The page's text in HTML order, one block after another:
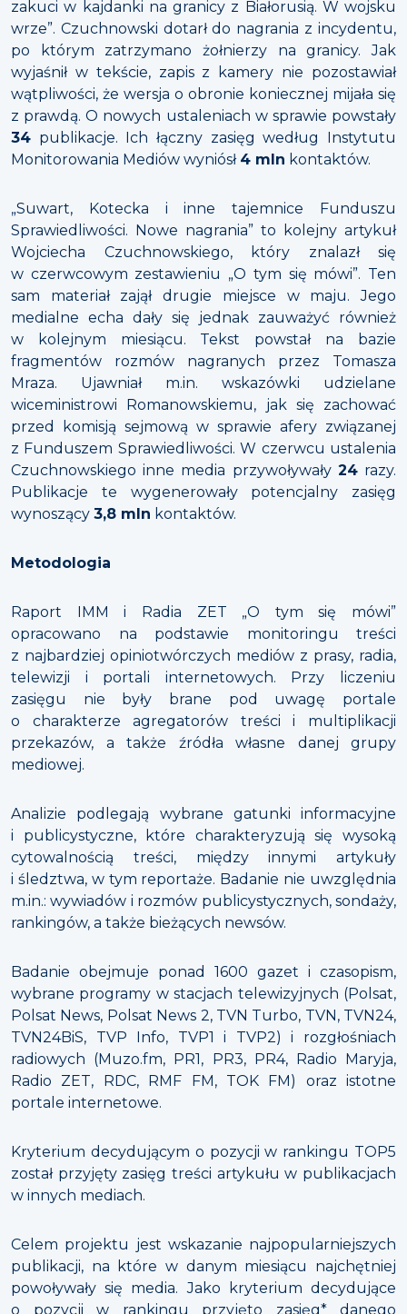
zakuci w kajdanki na granicy z Białorusią. W wojsku
wrze”. Czuchnowski dotarł do nagrania z incydentu,
po którym zatrzymano żołnierzy na granicy. Jak
wyjaśnił w tekście, zapis z kamery nie pozostawiał
wątpliwości, że wersja o obronie koniecznej mijała się
z prawdą. O nowych ustaleniach w sprawie powstały
34 publikacje. Ich łączny zasięg według Instytutu
Monitorowania Mediów wyniósł 4 mln kontaktów.
„Suwart, Kotecka i inne tajemnice Funduszu
Sprawiedliwości. Nowe nagrania” to kolejny artykuł
Wojciecha Czuchnowskiego, który znalazł się
w czerwcowym zestawieniu „O tym się mówi”. Ten
sam materiał zajął drugie miejsce w maju. Jego
medialne echa dały się jednak zauważyć również
w kolejnym miesiącu. Tekst powstał na bazie
fragmentów rozmów nagranych przez Tomasza
Mraza. Ujawniał m.in. wskazówki udzielane
wiceministrowi Romanowskiemu, jak się zachować
przed komisją sejmową w sprawie afery związanej
z Funduszem Sprawiedliwości. W czerwcu ustalenia
Czuchnowskiego inne media przywoływały 24razy.
Publikacje te wygenerowały potencjalny zasięg
wynoszący 3,8 mln kontaktów.
Metodologia
Raport IMM i Radia ZET „O tym się mówi”
opracowano na podstawie monitoringu treści
z najbardziej opiniotwórczych mediów z prasy, radia,
telewizji i portali internetowych. Przy liczeniu
zasięgu nie były brane pod uwagę portale
o charakterze agregatorów treści i multiplikacji
przekazów, a także źródła własne danej grupy
mediowej.
Analizie podlegają wybrane gatunki informacyjne
i publicystyczne, które charakteryzują się wysoką
cytowalnością treści, między innymi artykuły
i śledztwa, w tym reportaże. Badanie nie uwzględnia
m.in.: wywiadów i rozmów publicystycznych, sondaży,
rankingów, a także bieżących newsów.
Badanie obejmuje ponad 1600 gazet i czasopism,
wybrane programy w stacjach telewizyjnych (Polsat,
Polsat News, Polsat News 2, TVN Turbo, TVN, TVN24,
TVN24BiS, TVP Info, TVP1 i TVP2) i rozgłośniach
radiowych (Muzo.fm, PR1, PR3, PR4, Radio Maryja,
Radio ZET, RDC, RMF FM, TOK FM) oraz istotne
portale internetowe.
Kryterium decydującym o pozycji w rankingu TOP5
został przyjęty zasięg treści artykułu w publikacjach
w innych mediach.
Celem projektu jest wskazanie najpopularniejszych
publikacji, na które w danym miesiącu najchętniej
powoływały się media. Jako kryterium decydujące
o pozycji w rankingu przyjęto zasięg* danego